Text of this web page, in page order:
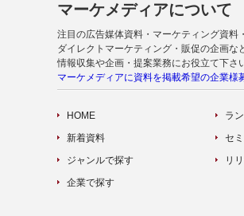
マーケメディアについて
注目の広告媒体資料・マーケティング資
ダイレクトマーケティング・販促の企画な
情報収集や企画・提案業務にお役立て下さ
マーケメディアに資料を掲載希望の企業様
HOME
新着資料
ジャンルで探す
企業で探す
ラ
セ
リ